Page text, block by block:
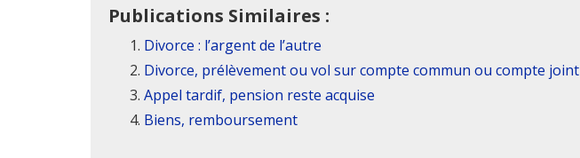
Publications Similaires :
Divorce : l’argent de l’autre
Divorce, prélèvement ou vol sur compte commun ou compte joint
Appel tardif, pension reste acquise
Biens, remboursement